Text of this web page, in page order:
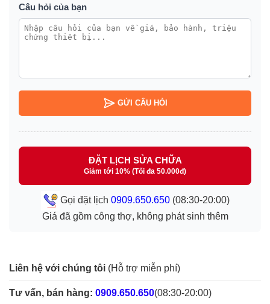
Câu hỏi của bạn
GỬI CÂU HỎI
ĐẶT LỊCH SỬA CHỮA
Giảm tới 10% (Tối đa 50.000đ)
Gọi đặt lịch 0909.650.650(08:30-20:00)
Giá đã gồm công thợ, không phát sinh thêm
Liên hệ với chúng tôi (Hỗ trợ miễn phí)
Tư vấn, bán hàng: 0909.650.650(08:30-20:00)